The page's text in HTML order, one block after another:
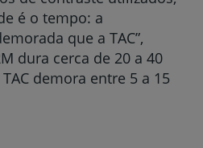
é o tempo: a
que a TAC”,
dura cerca de 20 a 40
demora entre 5 a 15